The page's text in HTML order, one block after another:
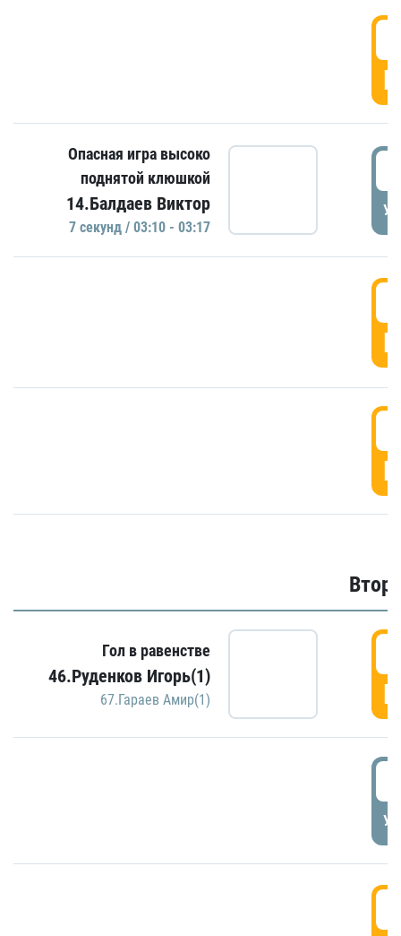
Опасная игра высоко
поднятой клюшкой
14.Балдаев Виктор
7 секунд / 03:10 - 03:17
Гол в равенстве
46.Руденков Игорь(1)
67.Гараев Амир(1)